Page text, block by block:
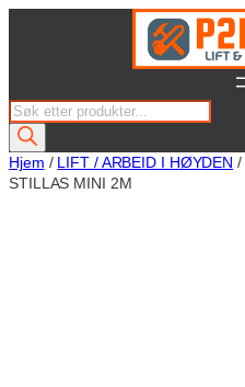
P
o
d
Hjem / LIFT / ARBEID I HØYDEN /
STILLAS MINI 2M